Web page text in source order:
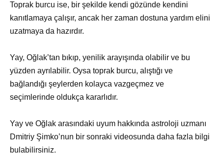
Toprak burcu ise, bir şekilde kendi gözünde kendini
kanıtlamaya çalışır, ancak her zaman dostuna yardım elini
uzatmaya da hazırdır.
Yay, Oğlak’tan bıkıp, yenilik arayışında olabilir ve bu
yüzden ayrılabilir. Oysa toprak burcu, alıştığı ve
bağlandığı şeylerden kolayca vazgeçmez ve
seçimlerinde oldukça kararlıdır.
Yay ve Oğlak arasındaki uyum hakkında astroloji uzmanı
Dmitriy Şimko’nun bir sonraki videosunda daha fazla bilgi
bulabilirsiniz.